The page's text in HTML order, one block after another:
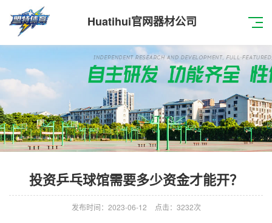
Huatihui官网器材公司
投资乒乓球馆需要多少资金才能开？
发布时间：2023-06-12 点击：3232次